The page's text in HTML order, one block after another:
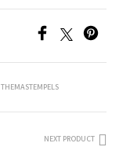
THEMASTEMPELS
NEXT PRODUCT